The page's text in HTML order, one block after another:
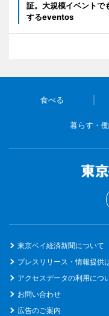
証。大規模イベントで
するeventos
食べる
暮らす・働
東京ベイ経済新聞について
プレスリリース・情報提供
アクセスデータの利用につ
お問い合わせ
広告のご案内